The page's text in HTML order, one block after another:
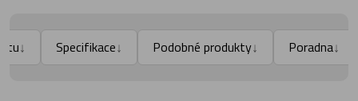
↓ Specifikace↓ Podobné produkty↓ Poradna↓